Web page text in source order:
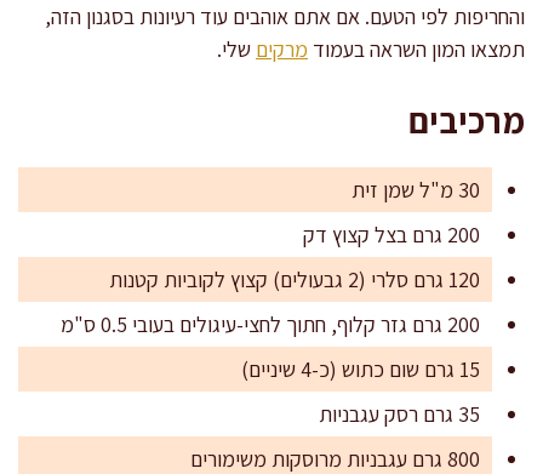
והחריפות לפי הטעם. אם אתם אוהבים עוד רעיונות בסגנון הזה,
תמצאו המון השראה בעמוד מרקים שלי.
מרכיבים
30 מ"ל שמן זית
200 גרם בצל קצוץ דק
120 גרם סלרי (2 גבעולים) קצוץ לקוביות קטנות
200 גרם גזר קלוף, חתוך לחצי-עיגולים בעובי 0.5 ס"מ
15 גרם שום כתוש (כ-4 שיניים)
35 גרם רסק עגבניות
800 גרם עגבניות מרוסקות משימורים